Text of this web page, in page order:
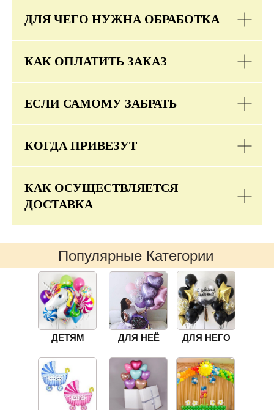
ДЛЯ ЧЕГО НУЖНА ОБРАБОТКА
КАК ОПЛАТИТЬ ЗАКАЗ
ЕСЛИ САМОМУ ЗАБРАТЬ
КОГДА ПРИВЕЗУТ
КАК ОСУЩЕСТВЛЯЕТСЯ
ДОСТАВКА
Популярные Категории
ДЛЯ НЕЁ ДЛЯ НЕГО
ДЕТЯМ